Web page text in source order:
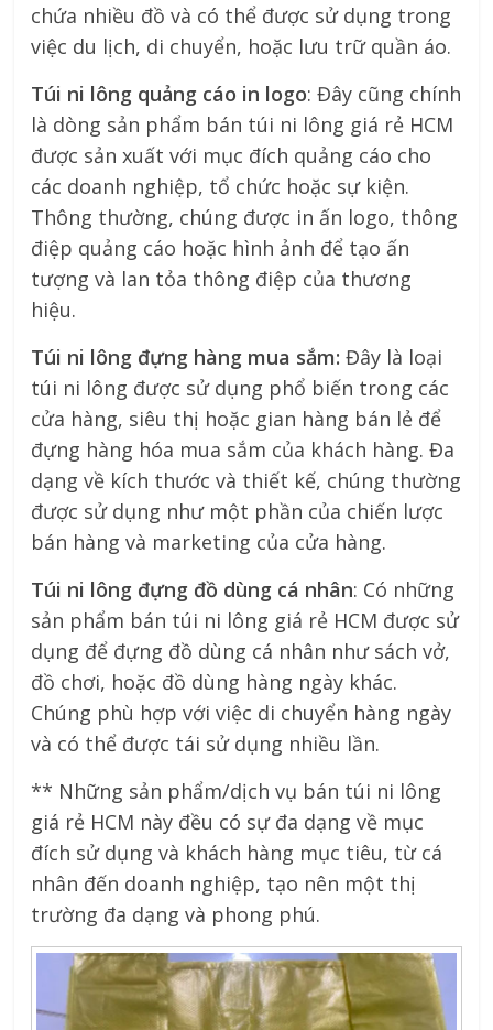
chứa nhiều đồ và có thể được sử dụng trong
việc du lịch, di chuyển, hoặc lưu trữ quần áo.
Túi ni lông quảng cáo in logo: Đây cũng chính
là dòng sản phẩm bán túi ni lông giá rẻ HCM
được sản xuất với mục đích quảng cáo cho
các doanh nghiệp, tổ chức hoặc sự kiện.
Thông thường, chúng được in ấn logo, thông
điệp quảng cáo hoặc hình ảnh để tạo ấn
tượng và lan tỏa thông điệp của thương
hiệu.
Túi ni lông đựng hàng mua sắm: Đây là loại
túi ni lông được sử dụng phổ biến trong các
cửa hàng, siêu thị hoặc gian hàng bán lẻ để
đựng hàng hóa mua sắm của khách hàng. Đa
dạng về kích thước và thiết kế, chúng thường
được sử dụng như một phần của chiến lược
bán hàng và marketing của cửa hàng.
Túi ni lông đựng đồ dùng cá nhân: Có những
sản phẩm bán túi ni lông giá rẻ HCM được sử
dụng để đựng đồ dùng cá nhân như sách vở,
đồ chơi, hoặc đồ dùng hàng ngày khác.
Chúng phù hợp với việc di chuyển hàng ngày
và có thể được tái sử dụng nhiều lần.
** Những sản phẩm/dịch vụ bán túi ni lông
giá rẻ HCM này đều có sự đa dạng về mục
đích sử dụng và khách hàng mục tiêu, từ cá
nhân đến doanh nghiệp, tạo nên một thị
trường đa dạng và phong phú.